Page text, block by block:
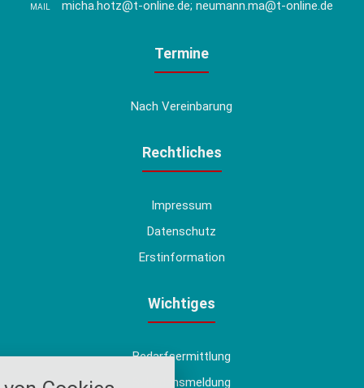
MAIL micha.hotz@t-online.de; neumann.ma@t-online.de
Termine
Nach Vereinbarung
Rechtliches
Impressum
Datenschutz
Erstinformation
Wichtiges
Bedarfsermittlung
Schadensmeldung